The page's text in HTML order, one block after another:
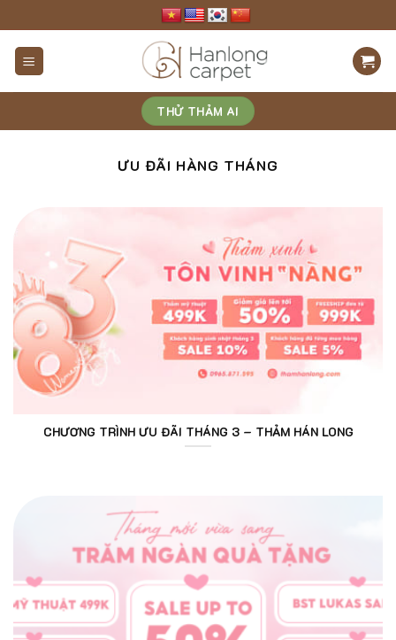
to
content
THỬ THẢM AI
ƯU ĐÃI HÀNG THÁNG
CHƯƠNG TRÌNH ƯU ĐÃI THÁNG 3 – THẢM HÁN LONG